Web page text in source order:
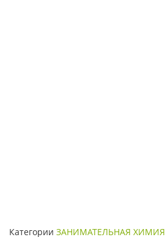
Категории ЗАНИМАТЕЛЬНАЯ ХИМИЯ